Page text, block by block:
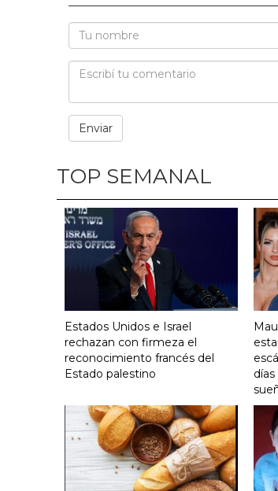
TOP SEMANAL
Estados Unidos e Israel
rechazan con firmeza el
reconocimiento francés del
Estado palestino